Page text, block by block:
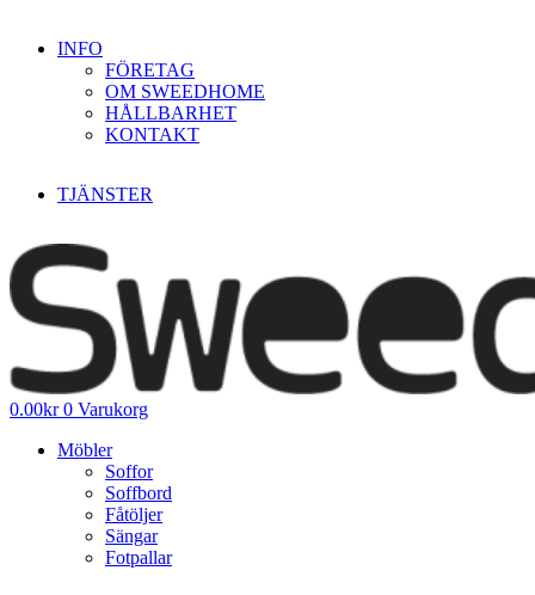
INFO
FÖRETAG
OM SWEEDHOME
HÅLLBARHET
KONTAKT
TJÄNSTER
0.00kr 0 Varukorg
Möbler
Soffor
Soffbord
Fåtöljer
Sängar
Fotpallar